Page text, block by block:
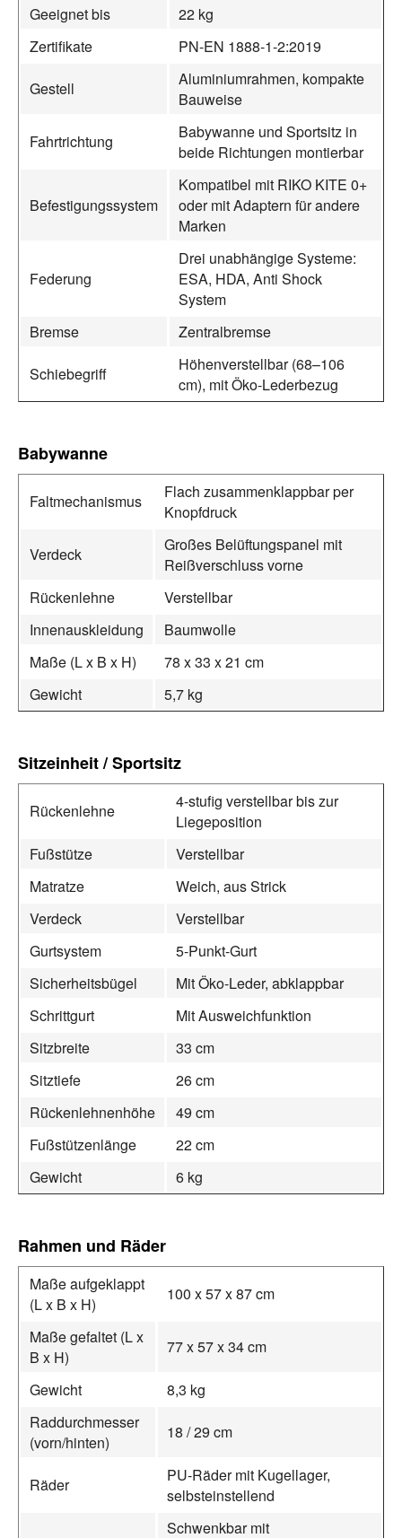
Geeignet bis
22 kg
Zertifikate
PN-EN 1888-1-2:2019
Gestell
Aluminiumrahmen, kompakte
Bauweise
Fahrtrichtung
Babywanne und Sportsitz in
beide Richtungen montierbar
Befestigungssystem
Kompatibel mit RIKO KITE 0+
oder mit Adaptern für andere
Marken
Federung
Drei unabhängige Systeme:
ESA, HDA, Anti Shock
System
Bremse
Zentralbremse
Schiebegriff
Höhenverstellbar (68–106
cm), mit Öko-Lederbezug
Babywanne
Faltmechanismus
Flach zusammenklappbar per
Knopfdruck
Verdeck
Großes Belüftungspanel mit
Reißverschluss vorne
Rückenlehne
Verstellbar
Innenauskleidung
Baumwolle
Maße (L x B x H)
78 x 33 x 21 cm
Gewicht
5,7 kg
Sitzeinheit / Sportsitz
Rückenlehne
4-stufig verstellbar bis zur
Liegeposition
Fußstütze
Verstellbar
Matratze
Weich, aus Strick
Verdeck
Verstellbar
Gurtsystem
5-Punkt-Gurt
Sicherheitsbügel
Mit Öko-Leder, abklappbar
Schrittgurt
Mit Ausweichfunktion
Sitzbreite
33 cm
Sitztiefe
26 cm
Rückenlehnenhöhe
49 cm
Fußstützenlänge
22 cm
Gewicht
6 kg
Rahmen und Räder
Maße aufgeklappt
(L x B x H)
100 x 57 x 87 cm
Maße gefaltet (L x
B x H)
77 x 57 x 34 cm
Gewicht
8,3 kg
Raddurchmesser
(vorn/hinten)
18 / 29 cm
Räder
PU-Räder mit Kugellager,
selbsteinstellend
Schwenkbar mit